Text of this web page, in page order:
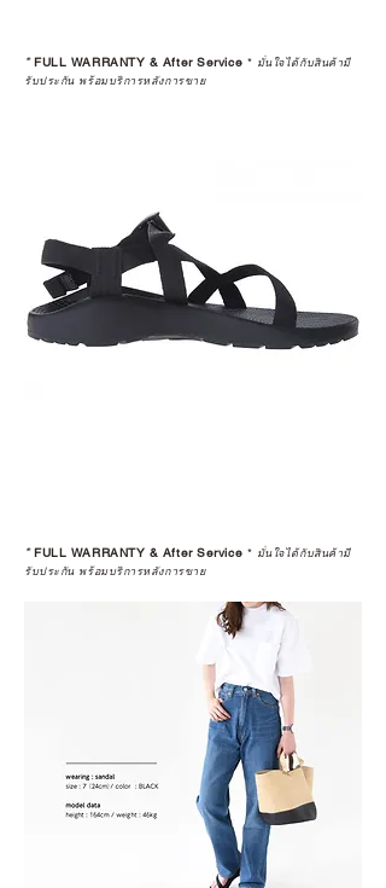
*FULL WARRANTY & After Service * มั่นใจได้กับสินค้ามี
รับประกัน พร้อมบริการหลังการขาย
*FULL WARRANTY & After Service * มั่นใจได้กับสินค้ามี
รับประกัน พร้อมบริการหลังการขาย